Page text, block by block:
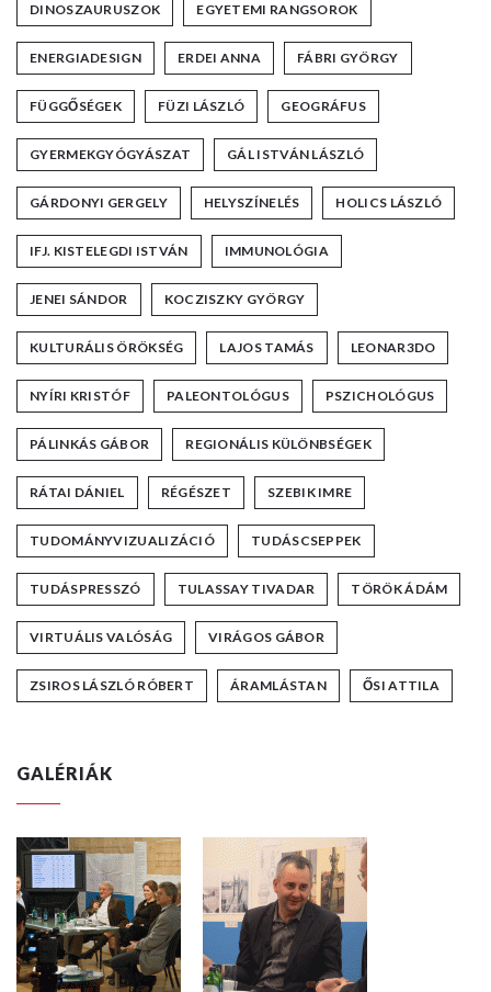
DINOSZAURUSZOK EGYETEMI RANGSOROK
ENERGIADESIGN ERDEI ANNA FÁBRI GYÖRGY
FÜGGŐSÉGEK FÜZI LÁSZLÓ GEOGRÁFUS
GYERMEKGYÓGYÁSZAT GÁL ISTVÁN LÁSZLÓ
GÁRDONYI GERGELY HELYSZÍNELÉS HOLICS LÁSZLÓ
IFJ. KISTELEGDI ISTVÁN IMMUNOLÓGIA
JENEI SÁNDOR KOCZISZKY GYÖRGY
KULTURÁLIS ÖRÖKSÉG LAJOS TAMÁS LEONAR3DO
NYÍRI KRISTÓF PALEONTOLÓGUS PSZICHOLÓGUS
PÁLINKÁS GÁBOR REGIONÁLIS KÜLÖNBSÉGEK
RÁTAI DÁNIEL RÉGÉSZET SZEBIK IMRE
TUDOMÁNYVIZUALIZÁCIÓ TUDÁSCSEPPEK
TUDÁSPRESSZÓ TULASSAY TIVADAR TÖRÖK ÁDÁM
VIRTUÁLIS VALÓSÁG VIRÁGOS GÁBOR
ZSIROS LÁSZLÓ RÓBERT ÁRAMLÁSTAN ŐSI ATTILA
GALÉRIÁK